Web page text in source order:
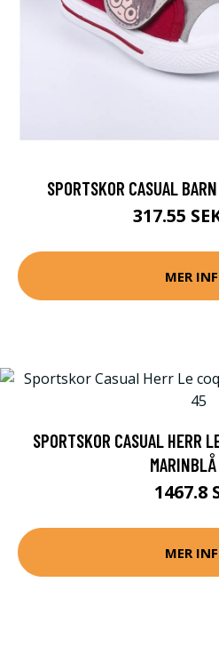
SPORTSKOR CASUAL
317.55
MER
SPORTSKOR CASUAL HERR
1467.8
MER